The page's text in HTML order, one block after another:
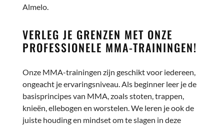
Almelo.
VERLEG JE GRENZEN MET ONZE
PROFESSIONELE MMA-TRAININGEN!
Onze MMA-trainingen zijn geschikt voor iedereen,
ongeacht je ervaringsniveau. Als beginner leer je de
basisprincipes van MMA, zoals stoten, trappen,
knieën, ellebogen en worstelen. We leren je ook de
juiste houding en mindset om te slagen in deze